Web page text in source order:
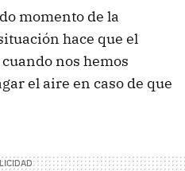
momento de la
hace que el
nos hemos
el aire en caso de que